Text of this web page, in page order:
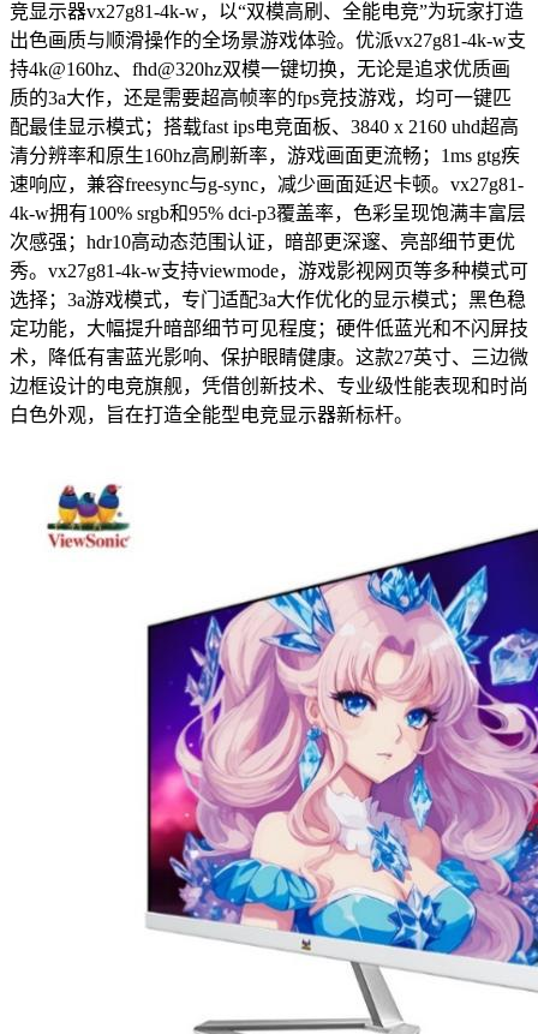
竞显示器vx27g81-4k-w，以“双模高刷、全能电竞”为玩家打造
出色画质与顺滑操作的全场景游戏体验。优派vx27g81-4k-w支
持4k@160hz、fhd@320hz双模一键切换，无论是追求优质画
质的3a大作，还是需要超高帧率的fps竞技游戏，均可一键匹
配最佳显示模式；搭载fast ips电竞面板、3840 x 2160 uhd超高
清分辨率和原生160hz高刷新率，游戏画面更流畅；1ms gtg疾
速响应，兼容freesync与g-sync，减少画面延迟卡顿。vx27g81-
4k-w拥有100% srgb和95% dci-p3覆盖率，色彩呈现饱满丰富层
次感强；hdr10高动态范围认证，暗部更深邃、亮部细节更优
秀。vx27g81-4k-w支持viewmode，游戏影视网页等多种模式可
选择；3a游戏模式，专门适配3a大作优化的显示模式；黑色稳
定功能，大幅提升暗部细节可见程度；硬件低蓝光和不闪屏技
术，降低有害蓝光影响、保护眼睛健康。这款27英寸、三边微
边框设计的电竞旗舰，凭借创新技术、专业级性能表现和时尚
白色外观，旨在打造全能型电竞显示器新标杆。